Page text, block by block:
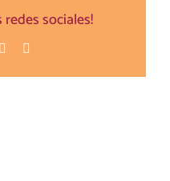
sociales!
Pinterest